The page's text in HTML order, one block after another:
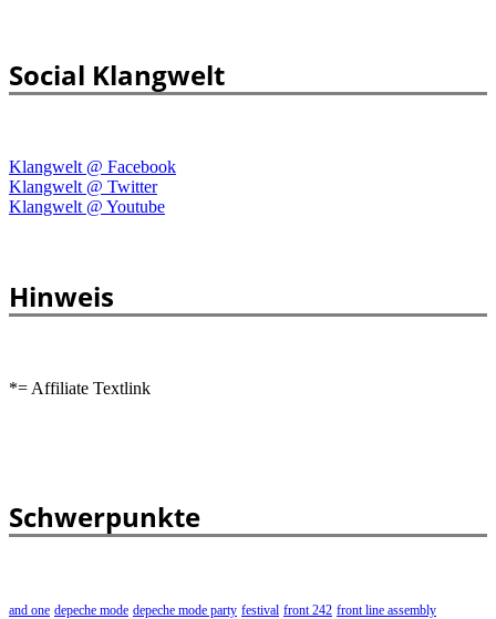
Social Klangwelt
Klangwelt @ Facebook
Klangwelt @ Twitter
Klangwelt @ Youtube
Hinweis
*= Affiliate Textlink
Schwerpunkte
and one depeche mode depeche mode party festival front 242 front line assembly